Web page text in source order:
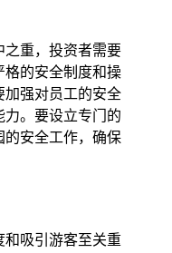
之重，投资者需要
格的安全制度和操
加强对员工的安全
。要设立专门的
的安全工作，确保
和吸引游客至关重